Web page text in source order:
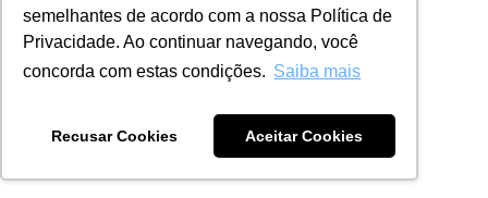
semelhantes de acordo com a nossa Política de
Privacidade. Ao continuar navegando, você
concorda com estas condições. Saiba mais
Recusar Cookies Aceitar Cookies